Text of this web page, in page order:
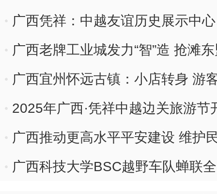
广西凭祥：中越友谊历史展示中
广西老牌工业城发力“智”造 抢滩
广西宜州怀远古镇：小店转身 游
2025年广西·凭祥中越边关旅游节
广西推动更高水平平安建设 维护
广西科技大学BSC越野车队蝉联